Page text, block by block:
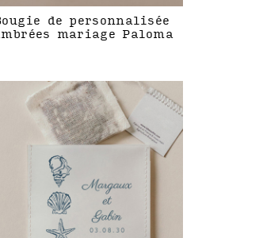
de personnalisée
mariage Paloma